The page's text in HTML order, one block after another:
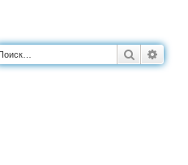
Поиск